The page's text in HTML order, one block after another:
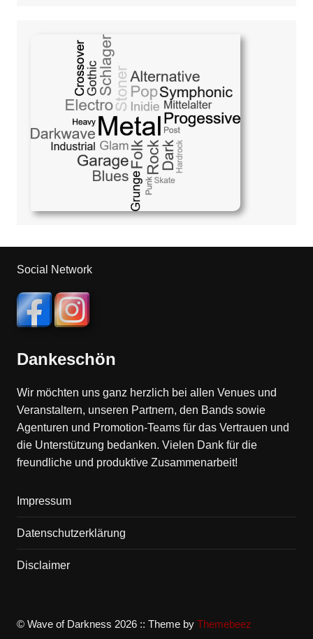
Social Network
Dankeschön
Wir möchten uns ganz herzlich bei allen Venues und
Veranstaltern, unseren Partnern, den Bands sowie
Agenturen und Promotion-Teams für das Vertrauen und
die Unterstützung bedanken. Vielen Dank für die
freundliche und produktive Zusammenarbeit!
Impressum
Datenschutzerklärung
Disclaimer
© Wave of Darkness 2026 :: Theme by Themebeez